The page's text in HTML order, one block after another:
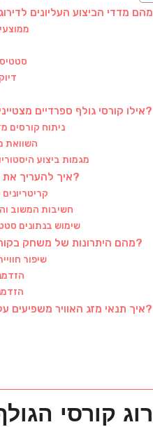
אילו קורסי גולף ספרדיים מצטיינים במדדי ביצוע שחקנים?
ניתוח קורסים
השוואת
מגמות ביצוע
איך להעריך את הביצועים של קורס גולף?
חשיבות המשוב
שימוש בנתונים
מהם היתרונות של משחק בקורסי גולף מדורגים גבוהים?
שיפור
איך תנאי מזג האוויר משפיעים על מדדי ביצוע קורסי גולף?